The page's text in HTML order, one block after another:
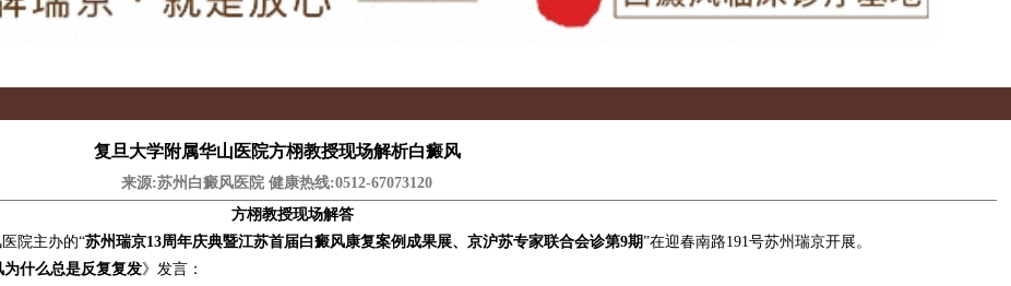
复旦大学附属华山医院方栩教授现场解析白癜风
来源:苏州白癜风医院 健康热线:0512-67073120
方栩教授现场解答
院主办的“苏州瑞京13周年庆典暨江苏首届白癜风康复案例成果展、京沪苏专家联合会诊第9期”在迎春南路191号苏州瑞京开展。
为什么总是反复复发》发言：